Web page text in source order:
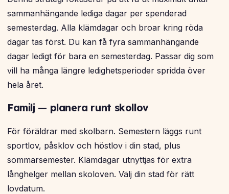
sammanhängande lediga dagar per spenderad
semesterdag. Alla klämdagar och broar kring röda
dagar tas först. Du kan få fyra sammanhängande
dagar ledigt för bara en semesterdag. Passar dig som
vill ha många längre ledighetsperioder spridda över
hela året.
Familj — planera runt skollov
För föräldrar med skolbarn. Semestern läggs runt
sportlov, påsklov och höstlov i din stad, plus
sommarsemester. Klämdagar utnyttjas för extra
långhelger mellan skoloven. Välj din stad för rätt
lovdatum.